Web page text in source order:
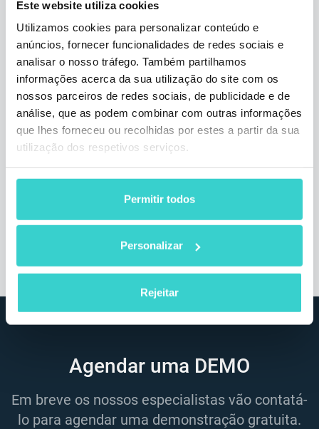
Este website utiliza cookies
Utilizamos cookies para personalizar conteúdo e
anúncios, fornecer funcionalidades de redes sociais e
analisar o nosso tráfego. Também partilhamos
informações acerca da sua utilização do site com os
nossos parceiros de redes sociais, de publicidade e de
análise, que as podem combinar com outras informações
que lhes forneceu ou recolhidas por estes a partir da sua
utilização dos respetivos serviços.
Permitir todos
Personalizar
Rejeitar
IFA Berlim, 6-11 de setembro de
2019
terça-feira 27 agosto 2019
NSYS Group Team
A NSYS GROUP vai para a Alemanha para
realizado de 6 a 11 de setembro. Encontre o
estande da NSYS GROUP #153 no hall 11.1.
3 min de leitura
Agendar uma DEMO
Em breve os nossos especialistas vão contatá-
lo para agendar uma demonstração gratuita.